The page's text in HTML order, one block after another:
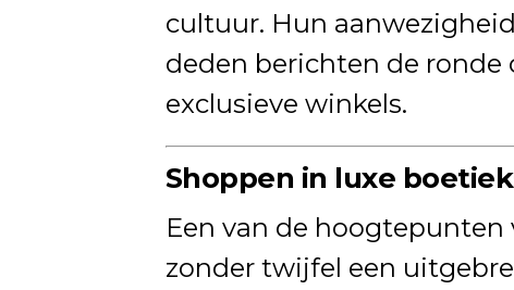
cultuur. Hun
deden berichten de ronde
exclusieve winkels.
Shoppen in luxe
Een van de
zonder twijfel een